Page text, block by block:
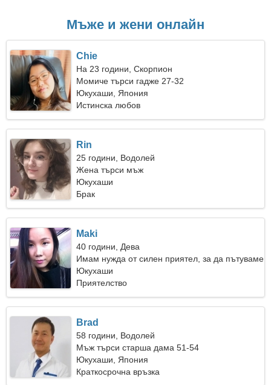
Мъже и жени онлайн
Chie
На 23 години, Скорпион
Момиче търси гадже 27-32
Юкухаши, Япония
Истинска любов
Rin
25 години, Водолей
Жена търси мъж
Юкухаши
Брак
Maki
40 години, Дева
Имам нужда от силен приятел, за да пътуваме
заедно
Юкухаши
Приятелство
Brad
58 години, Водолей
Мъж търси старша дама 51-54
Юкухаши, Япония
Краткосрочна връзка